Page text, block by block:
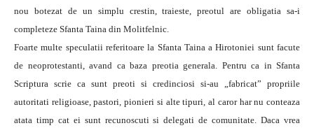
nou botezat de un simplu crestin, traieste, preotul are obligatia sa-i
completeze Sfanta Taina din Molitfelnic.
Foarte multe speculatii referitoare la Sfanta Taina a Hirotoniei sunt facute
de neoprotestanti, avand ca baza preotia generala. Pentru ca in Sfanta
Scriptura scrie ca sunt preoti si credinciosi si-au „fabricat” propriile
autoritati religioase, pastori, pionieri si alte tipuri, al caror har nu conteaza
atata timp cat ei sunt recunoscuti si delegati de comunitate. Daca vrea